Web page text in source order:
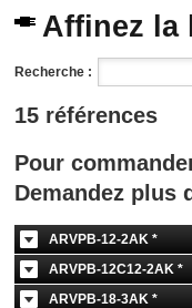
Affinez la
Recherche :
15 références
Pour
Demandez
ARVPB-12-2AK *
ARVPB-12C12-2AK *
ARVPB-18-3AK *